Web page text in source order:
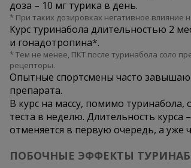
доза – 10 мг турика в день.
* При таких дозировках негативное влияние
Курс туринабола длительностью 2
и гонадотропина*.
* Тем не менее, ПКТ после туринабола соло
рецепторы.
Опытные спортсмены часто
препарата.
В курс на массу, помимо туринабола,
теста в неделю. Длительность
отменяется в первую очередь, а уже
ПОБОЧНЫЕ ЭФФЕКТЫ